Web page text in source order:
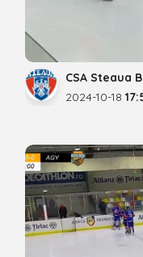
CSA Steaua
2024-10-18